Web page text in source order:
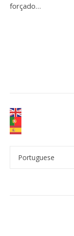
forçado…